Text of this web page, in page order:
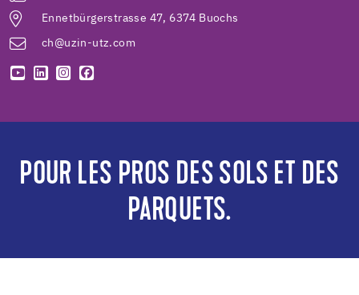
Ennetbürgerstrasse 47, 6374 Buochs
ch@uzin-utz.com
POUR LES PROS DES SOLS ET DES
PARQUETS.